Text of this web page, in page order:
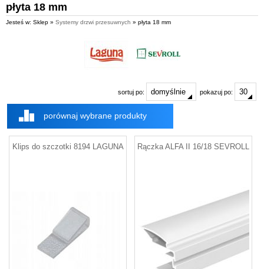
płyta 18 mm
Jesteś w: Sklep » Systemy drzwi przesuwnych » płyta 18 mm
pokazuj po:
sortuj po:
porównaj wybrane produkty
Klips do szczotki 8194 LAGUNA Rączka ALFA II 16/18 SEVROLL